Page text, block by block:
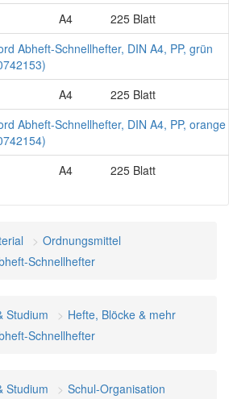
A4
225 Blatt
Abheft-Schnellhefter, DIN A4, PP, grün
A4
225 Blatt
Abheft-Schnellhefter, DIN A4, PP, orange
A4 225 Blatt
Ordnungsmittel
Schnellhefter
Studium
Hefte, Blöcke & mehr
Schnellhefter
Studium
Schul-Organisation